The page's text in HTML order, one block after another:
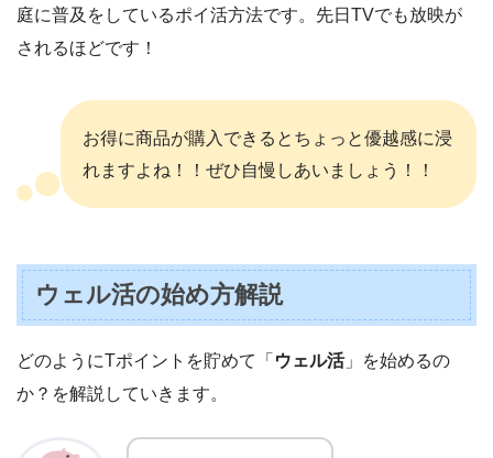
庭に普及をしているポイ活方法です。先日TVでも放映が
されるほどです！
お得に商品が購入できるとちょっと優越感に浸
れますよね！！ぜひ自慢しあいましょう！！
ウェル活の始め方解説
どのようにTポイントを貯めて「 ウェル活」を始めるの
か？を解説していきます。